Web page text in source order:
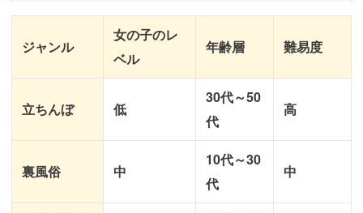
ジャンル
女の子のレ
ベル
年齢層 難易度
立ちんぼ 低
30代～50
代
高
裏風俗 中
10代～30
代
中